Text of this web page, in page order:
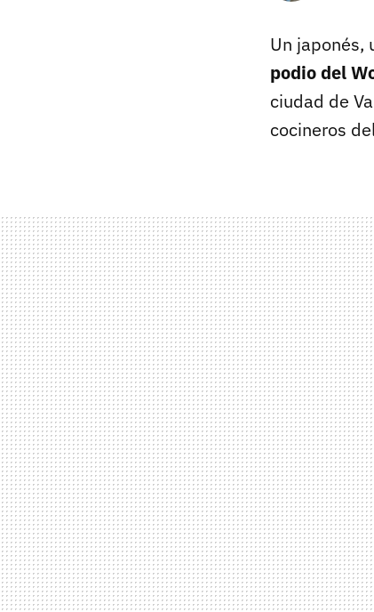
Un japonés,
podio del
ciudad de
cocineros